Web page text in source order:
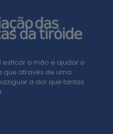
a mão e ajudar o
que através de uma
a dor que tantas